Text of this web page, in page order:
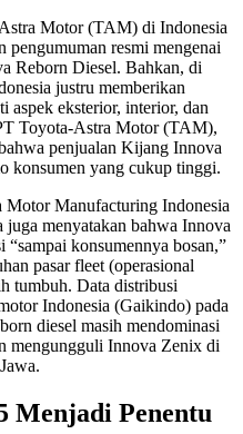
Motor (TAM) di Indonesia
pengumuman resmi mengenai
Reborn Diesel. Bahkan, di
justru memberikan
aspek eksterior, interior, dan
Toyota-Astra Motor (TAM),
penjualan Kijang Innova
konsumen yang cukup tinggi.
Manufacturing Indonesia
menyatakan bahwa Innova
konsumennya bosan,”
pasar fleet (operasional
tumbuh. Data distribusi
Indonesia (Gaikindo) pada
diesel masih mendominasi
mengungguli Innova Zenix di
Menjadi Penentu